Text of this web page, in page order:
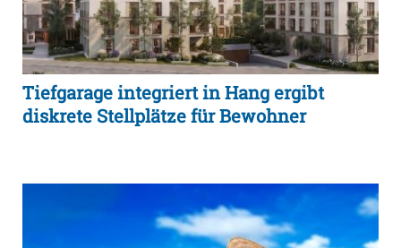
Tiefgarage integriert in Hang ergibt
diskrete Stellplätze für Bewohner